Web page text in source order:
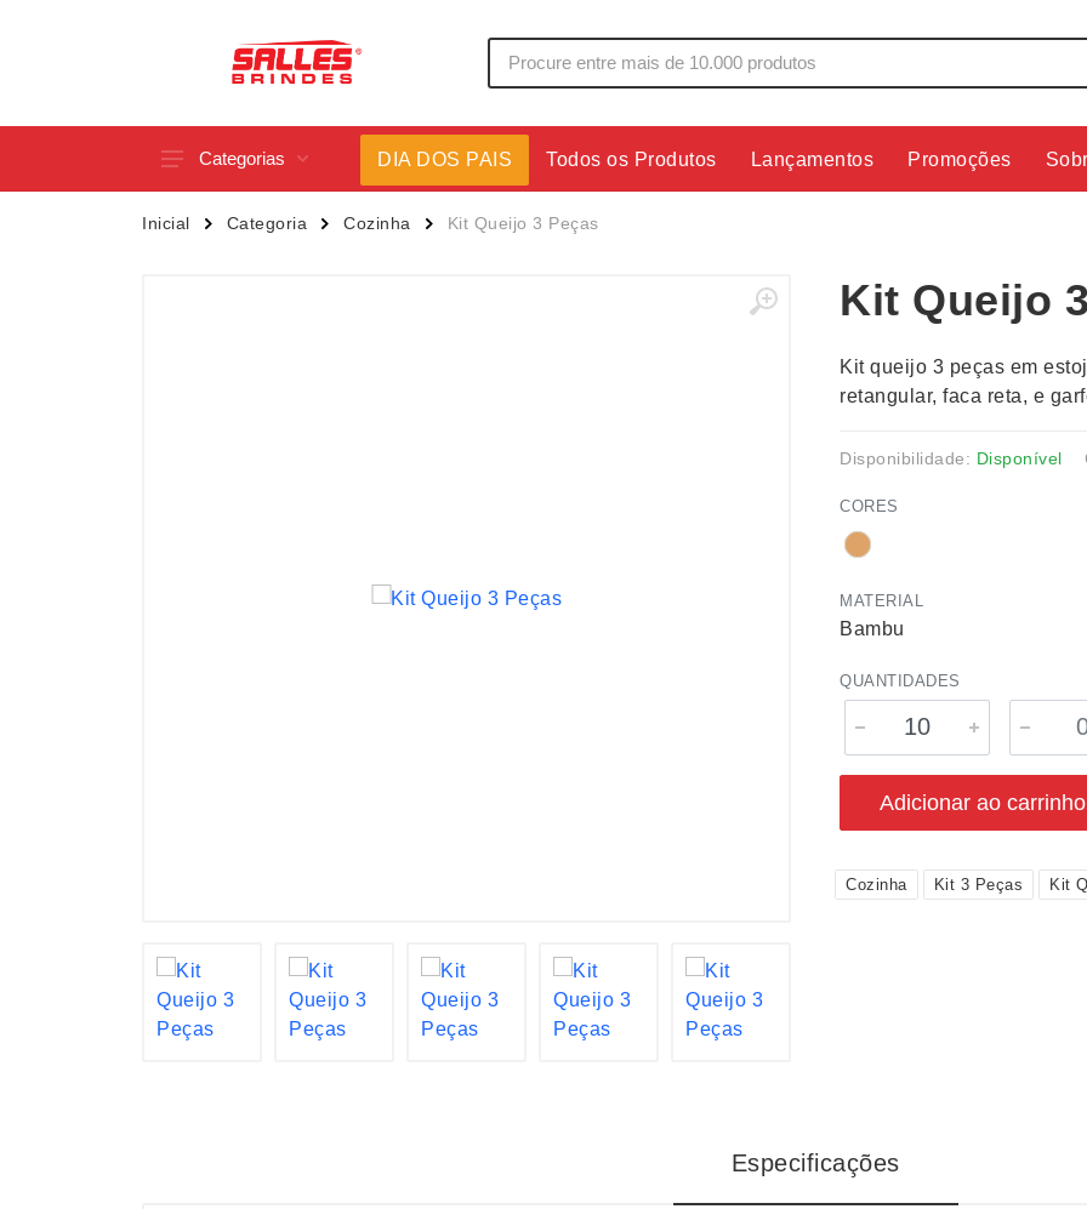
Categorias
Acessórios p/ Celular
Canecas
Cuidados Pessoais
Fones de
Guarda-
Kit
DIA DOS PAIS Todos os Produtos Lançamentos Promoções
Inicial Categoria Cozinha Kit Queijo 3 Peças
Kit Queijo
Kit queijo 3 peças em
retangular, faca reta, e
Disponibilidade: Disponível
CORES
MATERIAL
Bambu
QUANTIDADES
Adicionar ao carrinho
Cozinha Kit 3 Peças Kit
Especificações